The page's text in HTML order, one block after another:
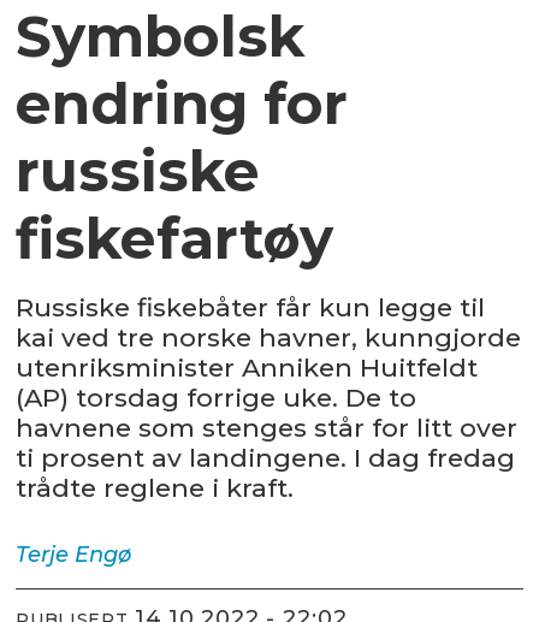
Symbolsk
endring for
russiske
fiskefartøy
Russiske fiskebåter får kun legge til
kai ved tre norske havner, kunngjorde
utenriksminister Anniken Huitfeldt
(AP) torsdag forrige uke. De to
havnene som stenges står for litt over
ti prosent av landingene. I dag fredag
trådte reglene i kraft.
Terje Engø